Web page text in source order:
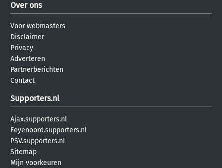
Over ons
Voor webmasters
Disclaimer
Privacy
Adverteren
Partnerberichten
Contact
Supporters.nl
Ajax.supporters.nl
Feyenoord.supporters.nl
PSV.supporters.nl
Sitemap
Mijn voorkeuren